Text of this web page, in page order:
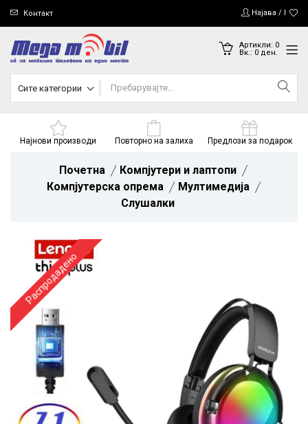
Контакт Најава /
Артикли: 0
Вк.: 0ден.
Сите категории
Најнови производи Повторно на залиха Предлози за подарок
Почетна
Компјутери и лаптопи
Компјутерска опрема
Мултимедија
Слушалки
Распродадено